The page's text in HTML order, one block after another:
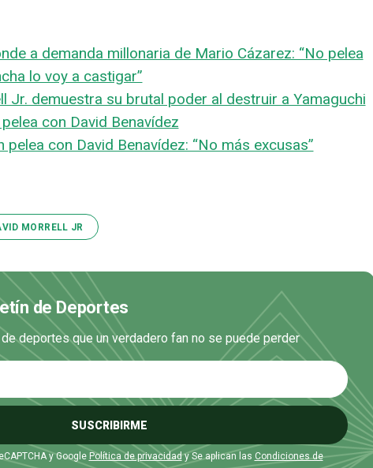
a demanda millonaria de Mario Cázarez: “No pelea
lo voy a castigar”
Jr. demuestra su brutal poder al destruir a Yamaguchi
con David Benavídez
con David Benavídez: “No más excusas”
MORRELL JR
de Deportes
deportes que un verdadero fan no se puede perder
SUSCRIBIRME
y Google Política de privacidady Se aplican las Condiciones de